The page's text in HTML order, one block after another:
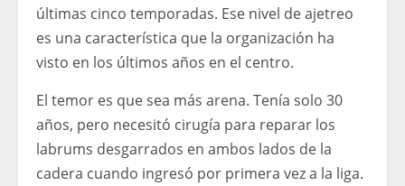
últimas cinco temporadas. Ese nivel de ajetreo
es una característica que la organización ha
visto en los últimos años en el centro.
El temor es que sea más arena. Tenía solo 30
años, pero necesitó cirugía para reparar los
labrums desgarrados en ambos lados de la
cadera cuando ingresó por primera vez a la liga.